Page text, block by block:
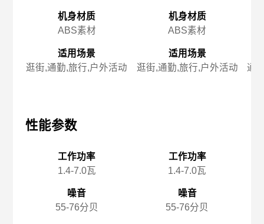
机身材质
ABS素材
适用场景
逛街,通勤,旅行,户外活动
性能参数
工作功率
1.4-7.0瓦
噪音
55-76分贝
机身材质
ABS素材
适用场景
逛街,通勤,旅行,户外活动
工作功率
1.4-7.0瓦
噪音
55-76分贝
通